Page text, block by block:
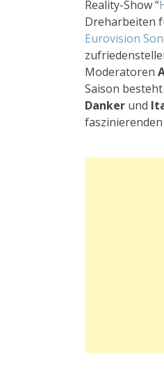
Reality-Show “
Dreharbeiten
Eurovision
Moderatoren
Saison
Danker und